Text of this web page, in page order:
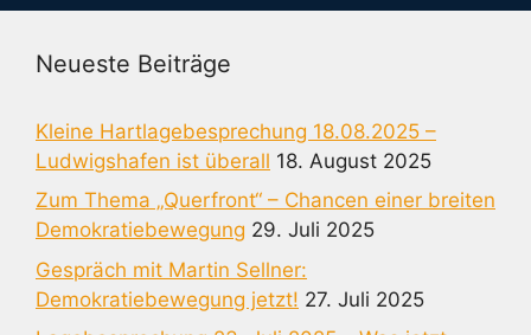
Neueste Beiträge
Kleine Hartlagebesprechung 18.08.2025 –
Ludwigshafen ist überall 18. August 2025
Zum Thema „Querfront“ – Chancen einer breiten
Demokratiebewegung 29. Juli 2025
Gespräch mit Martin Sellner:
Demokratiebewegung jetzt! 27. Juli 2025